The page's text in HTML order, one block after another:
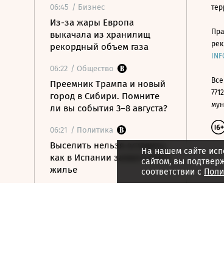
06:45 / Бизнес
Из-за жары Европа
выкачала из хранилищ
рекордный объем газа
06:22 / Общество
Преемник Трампа и новый
город в Сибири. Помните
ли вы события 3–8 августа?
06:21 / Политика
Выселить нельзя оставить:
как в Испании захватывают
жилье
На нашем сайте
сайтом, вы
соответствии с